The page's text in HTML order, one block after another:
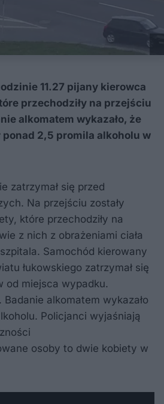
11.27 pijany kierowca
przechodziły na przejściu
alkomatem wykazało, że
ponad 2,5 promila alkoholu w
zatrzymał się przed
Na przejściu zostały
które przechodziły na
z nich z obrażeniami ciała
Samochód kierowany
łukowskiego zatrzymał się
od miejsca wypadku.
Badanie alkomatem wykazało
Policjanci wyjaśniają
osoby to dwie kobiety w